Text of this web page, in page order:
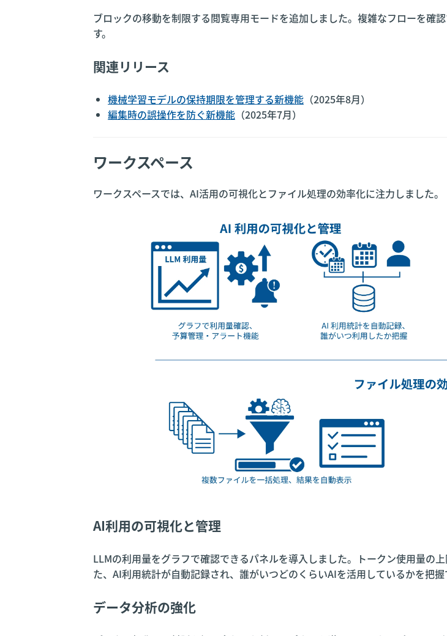
ブロックの移動を制限する閲覧専用モードを追加しました。複雑なフローを確
す。
関連リリース
機械学習モデルの保持期限を管理する新機能 （2025年8月）
編集時の誤操作を防ぐ新機能 （2025年7月）
ワークスペース
ワークスペースでは、AI活用の可視化とファイル処理の効率化に注力しました。
AI利用の可視化と管理
LLMの利用量をグラフで確認できるパネルを導入しました。トークン使用量の
た、AI利用統計が自動記録され、誰がいつどのくらいAIを活用しているかを把握
データ分析の強化